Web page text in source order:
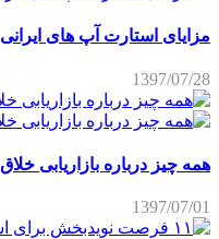
مزایای استارت آپ های ایرانی
1397/07/28
همه چیز درباره بازاریابی خلاق
1397/07/01